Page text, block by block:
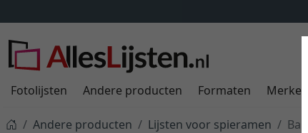
Fotolijsten Andere producten Formaten Merken
Andere producten Lijsten voor spieramen